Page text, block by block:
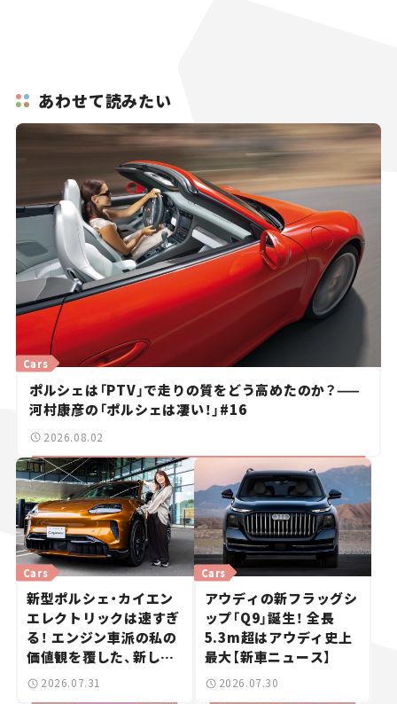
あわせて読みたい
Cars
ポルシェは「PTV」で走りの質をどう高めたのか？——
河村康彦の「ポルシェは凄い！」#16
2026.08.02
Cars
新型ポルシェ・カイエン
エレクトリックは速すぎ
る！ エンジン車派の私の
価値観を覆した、新しい
ポルシェの走り。
2026.07.31
Cars
アウディの新フラッグシ
ップ「Q9」誕生！ 全長
5.3m超はアウディ史上
最大【新車ニュース】
2026.07.30